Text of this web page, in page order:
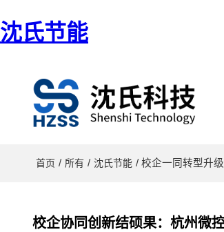
沈氏节能
首页 / 所有 / 沈氏节能 / 校企一同转型升
校企协同创新结硕果：杭州微